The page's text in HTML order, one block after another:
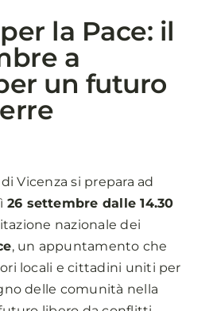
la Pace: il
a
un futuro
Vicenza si prepara ad
26 settembre dalle 14.30
nazionale dei
, un appuntamento che
locali e cittadini uniti per
delle comunità nella